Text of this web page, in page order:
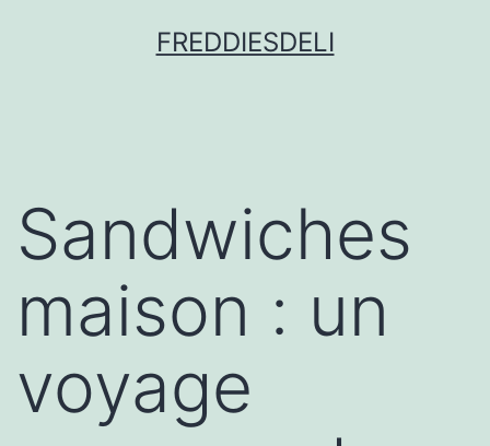
FREDDIESDELI
Sandwiches
maison : un
voyage